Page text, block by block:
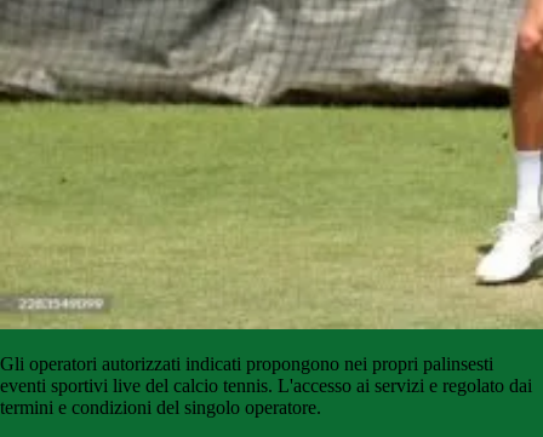
Gli operatori autorizzati indicati propongono nei propri palinsesti
eventi sportivi live del calcio tennis. L'accesso ai servizi e regolato dai
termini e condizioni del singolo operatore.